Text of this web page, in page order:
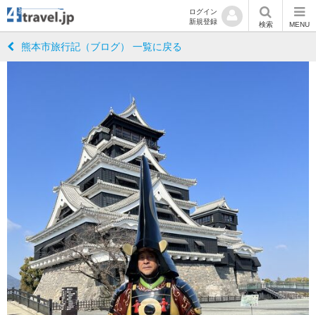
ログイン
新規登録
検索 MENU
熊本市旅行記（ブログ） 一覧に戻る